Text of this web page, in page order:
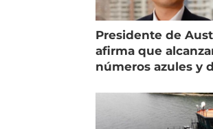
Presidente de
afirma que
números azules y